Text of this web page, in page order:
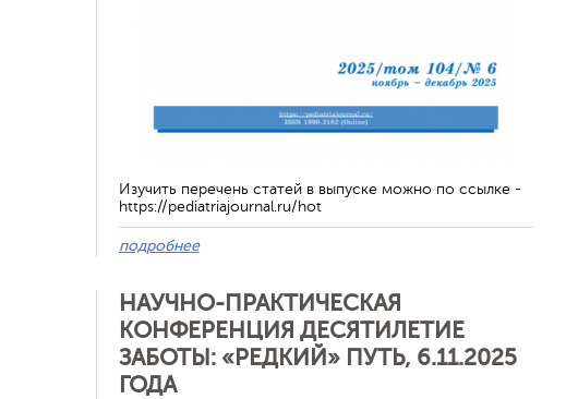
Изучить перечень статей в выпуске можно по ссылке -
https://pediatriajournal.ru/hot
подробнее
НАУЧНО-ПРАКТИЧЕСКАЯ
КОНФЕРЕНЦИЯ ДЕСЯТИЛЕТИЕ
ЗАБОТЫ: «РЕДКИЙ» ПУТЬ, 6.11.2025
ГОДА